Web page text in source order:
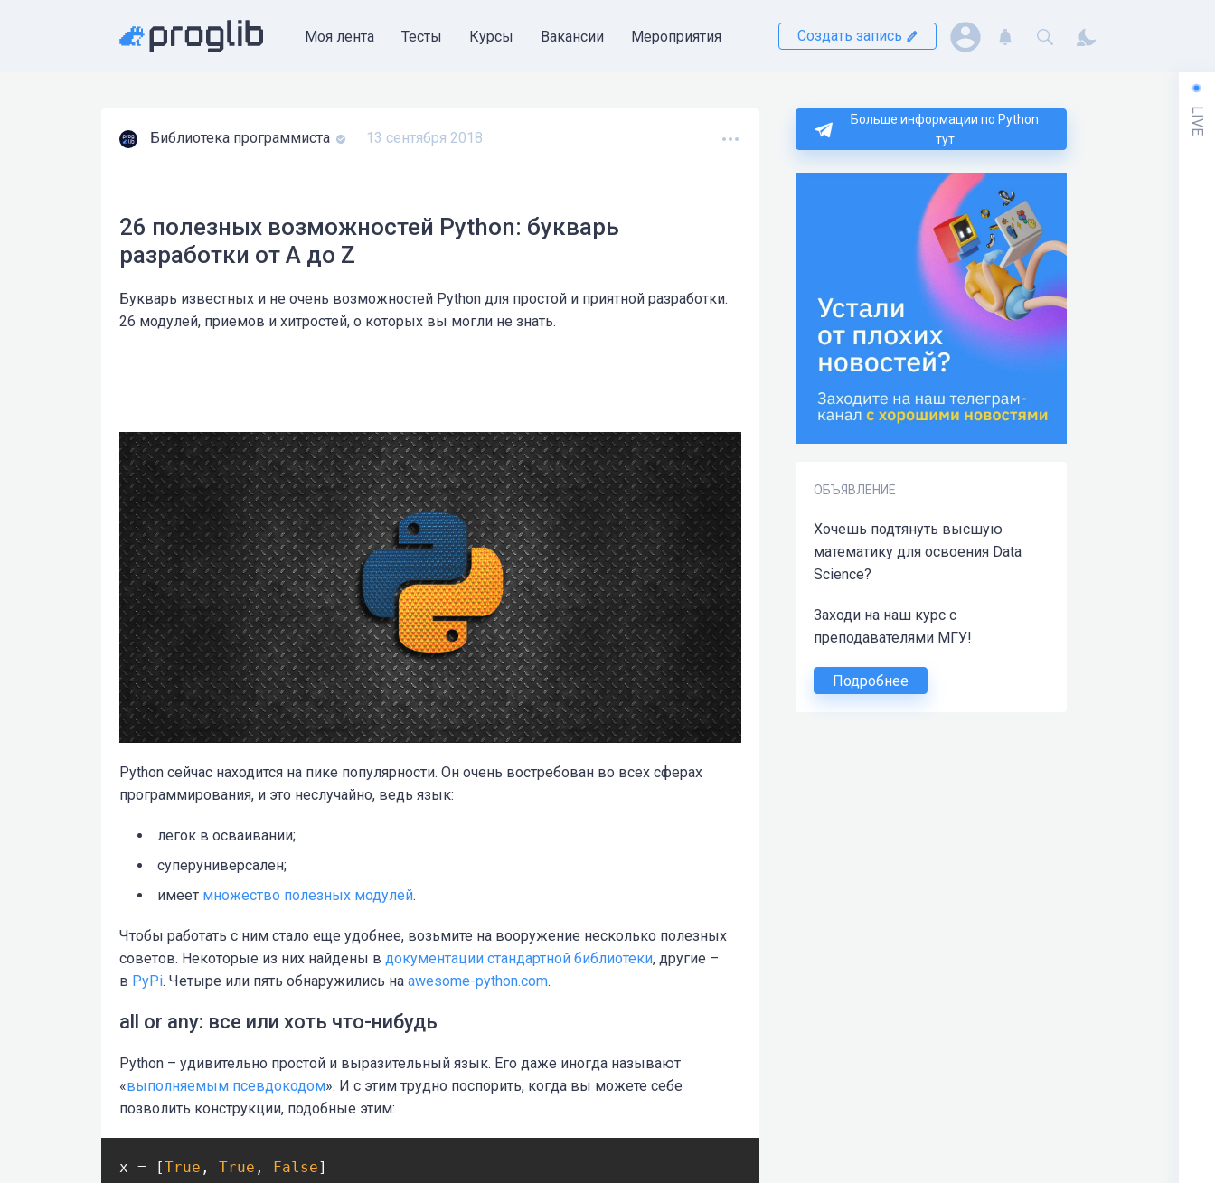
Моя лента Тесты Курсы Вакансии Мероприятия Создать запись
Больше информации по Python
тут
ОБЪЯВЛЕНИЕ
Хочешь подтянуть высшую
математику для освоения Data
Science?
Заходи на наш курс с
преподавателями МГУ!
Подробнее
Библиотека программиста 13 сентября 2018
26 полезных возможностей Python: букварь
разработки от А до Z
Букварь известных и не очень возможностей Python для простой и приятной разработки.
26 модулей, приемов и хитростей, о которых вы могли не знать.
Python сейчас находится на пике популярности. Он очень востребован во всех сферах
программирования, и это неслучайно, ведь язык:
легок в осваивании;
суперуниверсален;
имеет множество полезных модулей.
Чтобы работать с ним стало еще удобнее, возьмите на вооружение несколько полезных
советов. Некоторые из них найдены в документации стандартной библиотеки, другие –
в PyPi. Четыре или пять обнаружились на awesome-python.com.
all or any: все или хоть что-нибудь
Python – удивительно простой и выразительный язык. Его даже иногда называют
«выполняемым псевдокодом». И с этим трудно поспорить, когда вы можете себе
позволить конструкции, подобные этим:
x = [True , True , False]
LIVE